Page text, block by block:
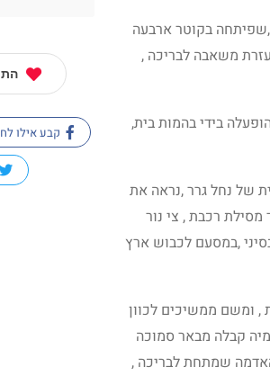
בקוטר ארבעה
משאבה לבריכה ,
בידי בהמות בית,
של נחל גרר ,נראה את
רכבת , צי נור
,במסעם לכבוש ארץ
, ומשם ממשיכים לכוון
קבלה מבאר סמוכה
שמתחת לבריכה ,
קבע אילו